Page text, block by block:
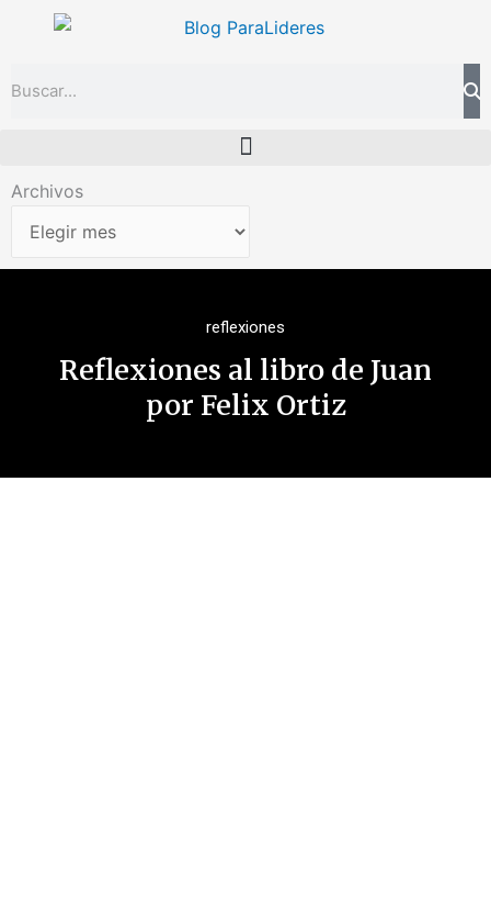
Archivos
Archivos
reflexiones
Reflexiones al libro de Juan
por Felix Ortiz